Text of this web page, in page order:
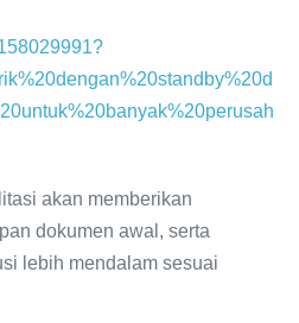
akan memberikan
dokumen awal, serta
lebih mendalam sesuai